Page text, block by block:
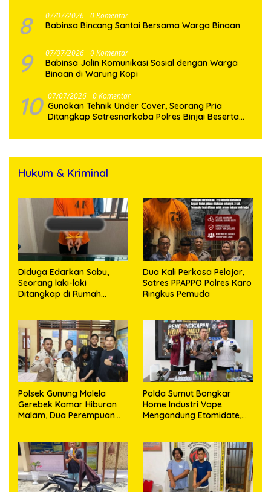
8 07/07/2026 0 Komentar
Babinsa Bincang Santai Bersama Warga Binaan
9 07/07/2026 0 Komentar
Babinsa Jalin Komunikasi Sosial dengan Warga
Binaan di Warung Kopi
10 07/07/2026 0 Komentar
Gunakan Tehnik Under Cover, Seorang Pria
Ditangkap Satresnarkoba Polres Binjai Beserta
Hukum & Kriminal
Diduga Edarkan Sabu,
Seorang laki-laki
Ditangkap di Rumah
Puluhan Plastik Klip
Dua Kali Perkosa Pelajar,
Satres PPAPPO Polres Karo
Ringkus Pemuda
Polsek Gunung Malela
Gerebek Kamar Hiburan
Malam, Dua Perempuan
Polda Sumut Bongkar
Home Industri Vape
Mengandung Etomidate,